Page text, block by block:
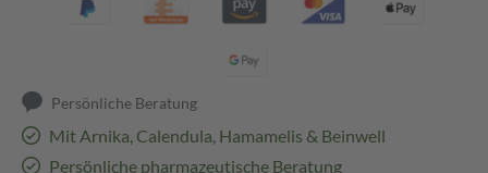
Persönliche Beratung
Mit Arnika, Calendula, Hamamelis & Beinwell
Persönliche pharmazeutische Beratung